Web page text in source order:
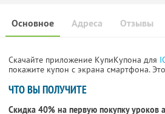
Основное Отзывы
Адреса
Скачайте приложение КупиКупона для
покажите купон с экрана смартфона.
ЧТО ВЫ ПОЛУЧИТЕ
Скидка 40% на первую покупку уроков